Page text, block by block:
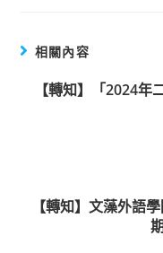
相關內容
【轉知】「2024
【轉知】文藻外語